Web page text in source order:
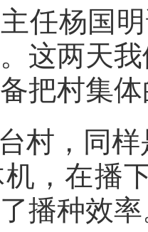
任杨国
这两天
把村集
村，同
，在播
播种效